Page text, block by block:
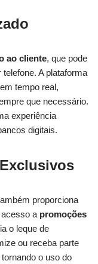
ao cliente, que pode
A plataforma
tempo real,
que necessário.
experiência
digitais.
proporciona
a promoções
o leque de
ou receba parte
o uso do